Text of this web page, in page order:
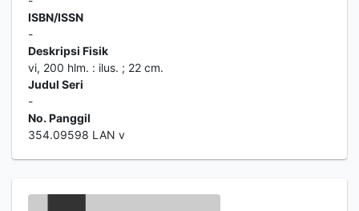
ISBN/ISSN
-
Deskripsi Fisik
vi, 200 hlm. : ilus. ; 22 cm.
Judul Seri
-
No. Panggil
354.09598 LAN v